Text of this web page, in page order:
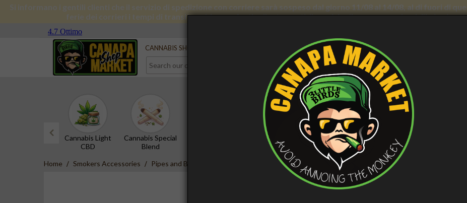
Si informano i gentili clienti che il servizio di spedizione con corriere sarà sospeso dal giorno 11/08 al 14/08, al di fuori di
ferie dei corrieri i tempi di transito subiranno forti rallentamenti. Il servizio di consegna a domicilio in
Serve aiuto?
CANNABIS SHOP PERSONAL CARE SMOCKER ACCESS.
Cannabis Light
CBD
Cannabis Special
Blend
Hashish Special
Blend
Active Edibles Fall Asleep
Home Smokers Accessories Pipes and Bongs Handmade Glass Bong - Blue Clay Skull, 22cm
HANDMADE GLASS BONG -